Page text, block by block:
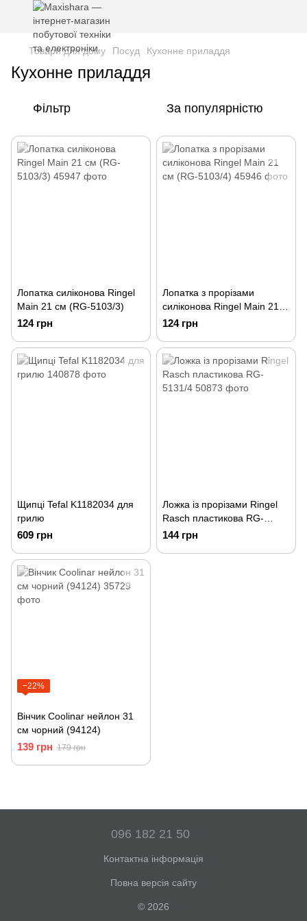
Товари для дому Посуд Кухонне приладдя
Кухонне приладдя
Фільтр За популярністю
Лопатка силіконова Ringel
Main 21 см (RG-5103/3)
124 грн
Лопатка з прорізами
силіконова Ringel Main 21
см (RG-5103/4)
124 грн
Щипці Tefal K1182034 для
грилю
609 грн
Ложка із прорізами Ringel
Rasch пластикова RG-
5131/4
144 грн
−22%
Вінчик Coolinar нейлон 31
см чорний (94124)
139 грн 179 грн
096 182 21 50
Контактна інформація
Повна версія сайту
© 2026